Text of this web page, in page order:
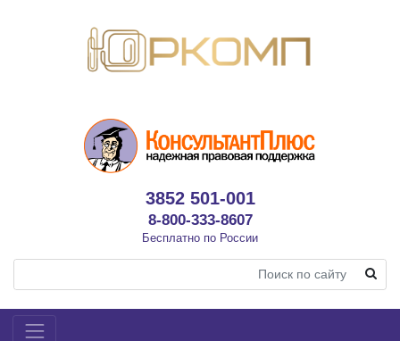
3852 501-001
8-800-333-8607
Бесплатно по России